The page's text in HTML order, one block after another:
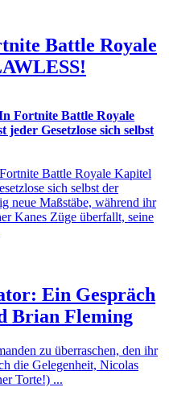
Battle Royale
Fortnite Battle Royale
Gesetzlose sich selbst
Battle Royale Kapitel
sich selbst der
neue Maßstäbe, während ihr
Kanes Züge überfallt, seine
Ein Gespräch
Brian Fleming
zu überraschen, den ihr
die Gelegenheit, Nicolas
Torte!) ...